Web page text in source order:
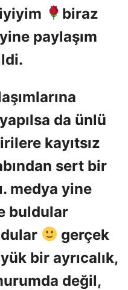
biraz
paylaşım
da ünlü
kayıtsız
sert bir
medya yine
buldular
gerçek
bir ayrıcalık,
değil,